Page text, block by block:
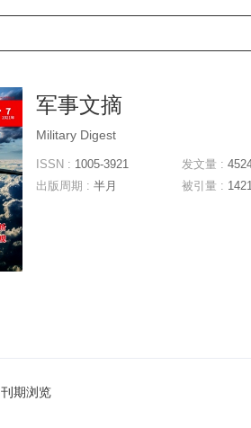
军事文摘
Military Digest
ISSN : 1005-3921
出版周期 : 半月
发文量 :
被引量 :
刊期浏览